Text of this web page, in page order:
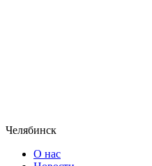
Челябинск
О нас